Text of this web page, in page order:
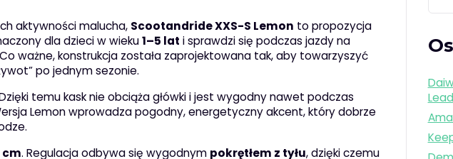
aktywności malucha, Scootandride XXS-S Lemon to propozycja
dla dzieci w wieku1–5 lat i sprawdzi się podczas jazdy na
ważne, konstrukcja została zaprojektowana tak, aby towarzyszyć
po jednym sezonie.
temu kask nie obciąża główki i jest wygodny nawet podczas
Lemon wprowadza pogodny, energetyczny akcent, który dobrze
cm. Regulacja odbywa się wygodnym pokrętłem z tyłu, dzięki czemu